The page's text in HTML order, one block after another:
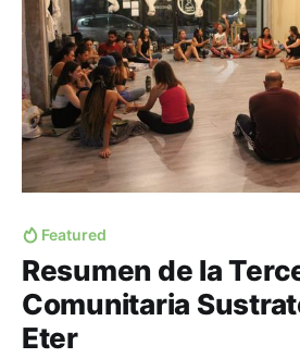
Featured
Resumen de la
Comunitaria
Eter